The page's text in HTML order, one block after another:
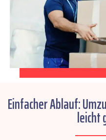
Einfacher Ablauf:
leicht